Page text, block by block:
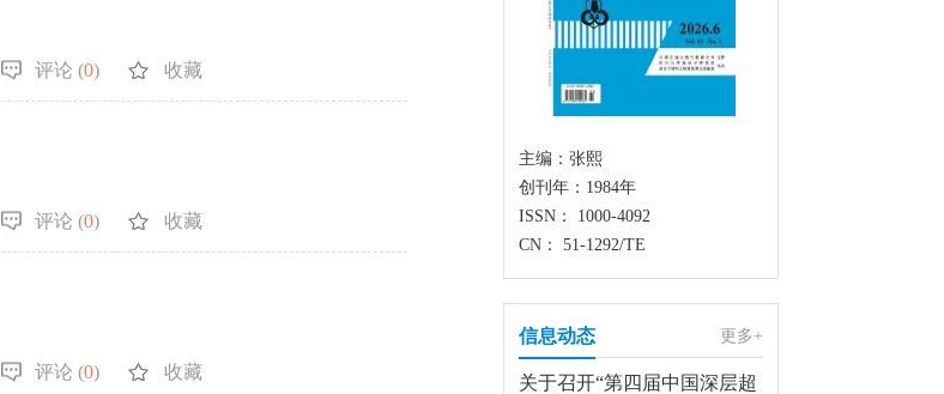
评论 (0) 收藏
评论 (0) 收藏
评论 (0) 收藏
主编：张熙
创刊年：1984年
ISSN： 1000-4092
CN： 51-1292/TE
信息动态 更多+
关于召开“第四届中国深层超